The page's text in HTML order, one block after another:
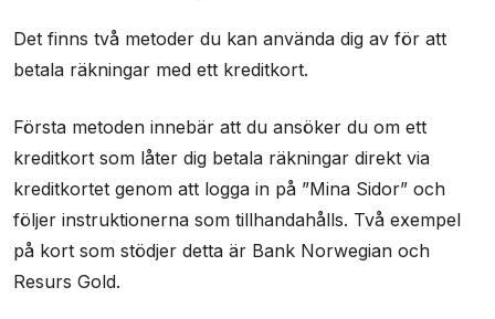
Det finns två metoder du kan använda dig av för att
betala räkningar med ett kreditkort.
Första metoden innebär att du ansöker du om ett
kreditkort som låter dig betala räkningar direkt via
kreditkortet genom att logga in på ”Mina Sidor” och
följer instruktionerna som tillhandahålls. Två exempel
på kort som stödjer detta är Bank Norwegian och
Resurs Gold.